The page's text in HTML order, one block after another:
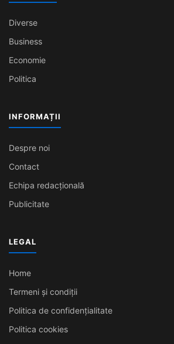
Diverse
Business
Economie
Politica
INFORMAȚII
Despre noi
Contact
Echipa redacțională
Publicitate
LEGAL
Home
Termeni și condiții
Politica de confidențialitate
Politica cookies